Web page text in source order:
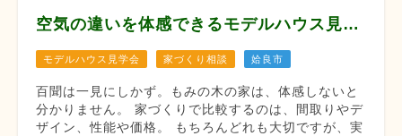
空気の違いを体感できるモデルハウス見学会 【8月12/13/14/22/23/29/30】
モデルハウス見学会 家づくり相談 姶良市
百聞は一見にしかず。もみの木の家は、体感しないと
分かりません。 家づくりで比較するのは、間取りやデ
ザイン、性能や価格。 もちろんどれも大切ですが、実